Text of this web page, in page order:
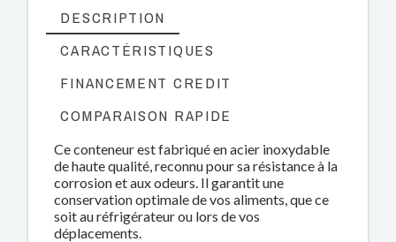
DESCRIPTION
CARACTÉRISTIQUES
FINANCEMENT CREDIT
COMPARAISON RAPIDE
Ce conteneur est fabriqué en acier inoxydable
de haute qualité, reconnu pour sa résistance à la
corrosion et aux odeurs. Il garantit une
conservation optimale de vos aliments, que ce
soit au réfrigérateur ou lors de vos
déplacements.